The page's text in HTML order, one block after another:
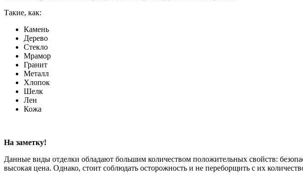
Такие, как:
Камень
Дерево
Стекло
Мрамор
Гранит
Металл
Хлопок
Шелк
Лен
Кожа
На заметку!
Данные виды отделки обладают большим количеством положительных свойств:
высокая цена. Однако, стоит соблюдать осторожность и не переборщить с их